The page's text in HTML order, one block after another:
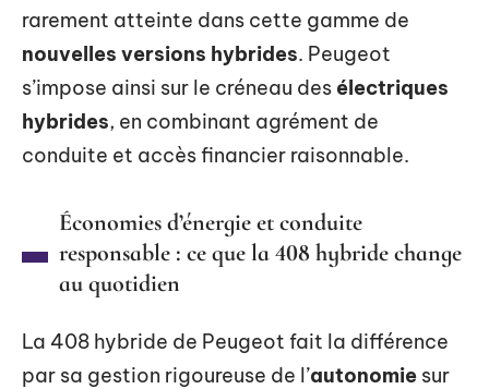
rarement atteinte dans cette gamme de
nouvelles versions hybrides. Peugeot
s’impose ainsi sur le créneau des électriques
hybrides, en combinant agrément de
conduite et accès financier raisonnable.
Économies d’énergie et conduite
responsable : ce que la 408 hybride change
au quotidien
La 408 hybride de Peugeot fait la différence
par sa gestion rigoureuse de l’autonomie sur